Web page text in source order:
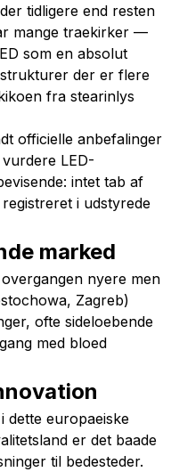
tidligere end resten
mange traekirker —
som en absolut
der er flere
fra stearinlys
officielle anbefalinger
LED-
intet tab af
i udstyrede
marked
nyere men
Zagreb)
ofte sideloebende
med bloed
dette europaeiske
er det baade
til bedesteder.